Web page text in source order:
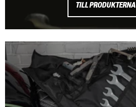
TILL PRODUKTERNA